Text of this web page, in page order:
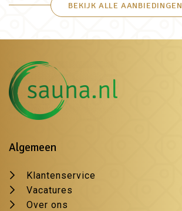
BEKIJK ALLE AANBIEDINGEN
Algemeen
Klantenservice
Vacatures
Over ons